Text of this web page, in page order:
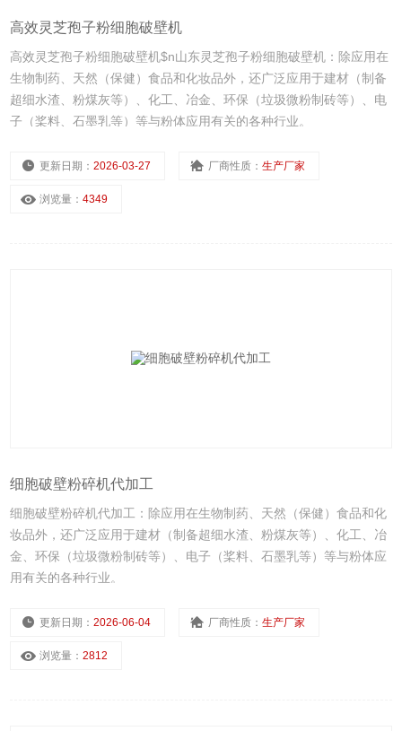
高效灵芝孢子粉细胞破壁机
高效灵芝孢子粉细胞破壁机$n山东灵芝孢子粉细胞破壁机：除应用在
生物制药、天然（保健）食品和化妆品外，还广泛应用于建材（制备
超细水渣、粉煤灰等）、化工、冶金、环保（垃圾微粉制砖等）、电
子（桨料、石墨乳等）等与粉体应用有关的各种行业。
更新日期：2026-03-27 厂商性质：生产厂家
浏览量：4349
细胞破壁粉碎机代加工
细胞破壁粉碎机代加工：除应用在生物制药、天然（保健）食品和化
妆品外，还广泛应用于建材（制备超细水渣、粉煤灰等）、化工、冶
金、环保（垃圾微粉制砖等）、电子（桨料、石墨乳等）等与粉体应
用有关的各种行业。
更新日期：2026-06-04 厂商性质：生产厂家
浏览量：2812